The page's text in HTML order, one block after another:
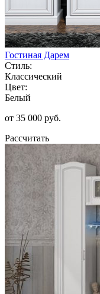
Гостиная Дарем
Стиль:
Классический
Цвет:
Белый
от 35 000 руб.
Рассчитать